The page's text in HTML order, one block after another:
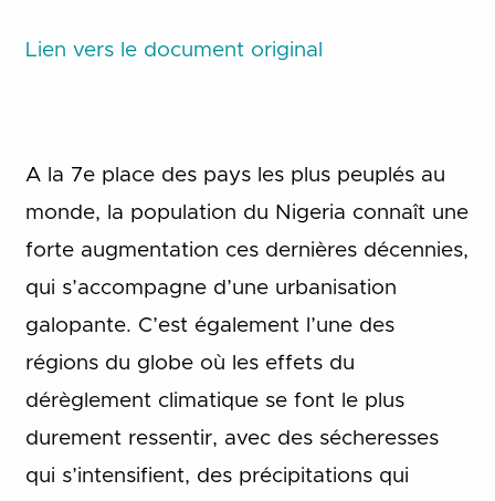
Lien vers le document original
A la 7e place des pays les plus peuplés au
monde, la population du Nigeria connaît une
forte augmentation ces dernières décennies,
qui s’accompagne d’une urbanisation
galopante. C’est également l’une des
régions du globe où les effets du
dérèglement climatique se font le plus
durement ressentir, avec des sécheresses
qui s’intensifient, des précipitations qui